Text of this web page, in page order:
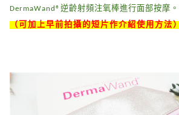
DermaWand®逆齡射頻注氧棒進行面部按摩。
（可加上早前拍攝的短片作介紹使用方法）